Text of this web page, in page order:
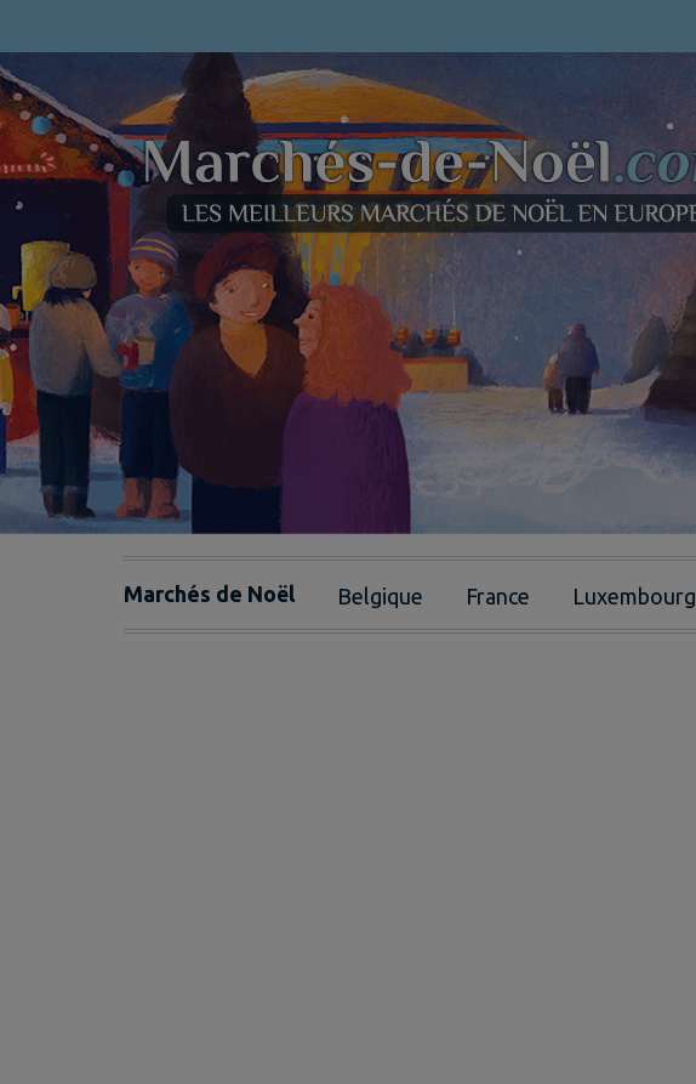
Marchés de Noël Belgique France Luxembourg